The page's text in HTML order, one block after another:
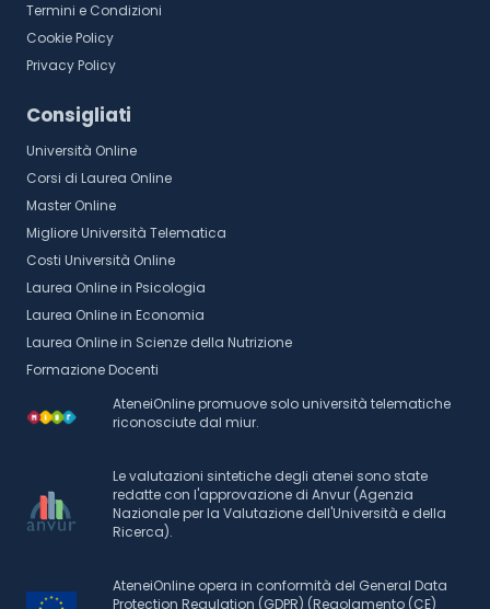
Termini e Condizioni
Cookie Policy
Privacy Policy
Consigliati
Università Online
Corsi di Laurea Online
Master Online
Migliore Università Telematica
Costi Università Online
Laurea Online in Psicologia
Laurea Online in Economia
Laurea Online in Scienze della Nutrizione
Formazione Docenti
AteneiOnline promuove solo università telematiche
riconosciute dal miur.
Le valutazioni sintetiche degli atenei sono state
redatte con l'approvazione di Anvur (Agenzia
Nazionale per la Valutazione dell'Università e della
Ricerca).
AteneiOnline opera in conformità del General Data
Protection Regulation (GDPR) (Regolamento (CE)